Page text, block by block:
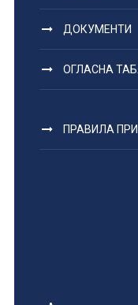
ДОКУМЕНТИ
ОГЛАСНА
ПРАВИЛА